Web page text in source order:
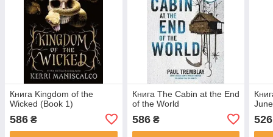
Книга Kingdom of the
Wicked (Book 1)
586 ₴
Книга The Cabin at the End
of the World
586₴
June
526